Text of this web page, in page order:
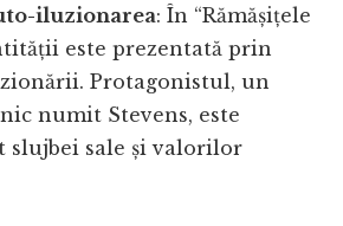
iluzionarea: În “Rămășițele
este prezentată prin
Protagonistul, un
numit Stevens, este
slujbei sale și valorilor